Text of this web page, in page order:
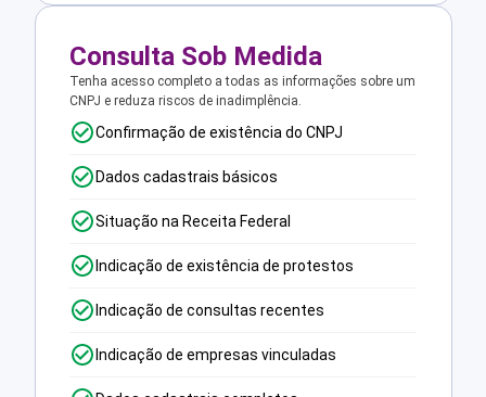
Consulta Sob Medida
Tenha acesso completo a todas as informações sobre um
CNPJ e reduza riscos de inadimplência.
Confirmação de existência do CNPJ
Dados cadastrais básicos
Situação na Receita Federal
Indicação de existência de protestos
Indicação de consultas recentes
Indicação de empresas vinculadas